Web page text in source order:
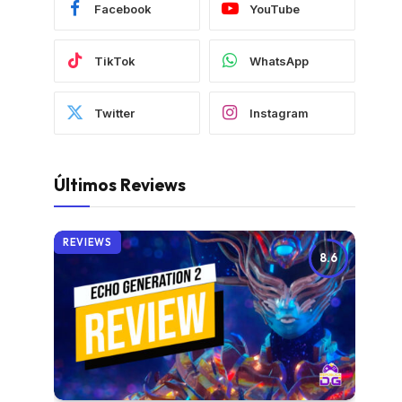
Facebook YouTube
TikTok WhatsApp
Twitter Instagram
Últimos Reviews
8.6
REVIEWS